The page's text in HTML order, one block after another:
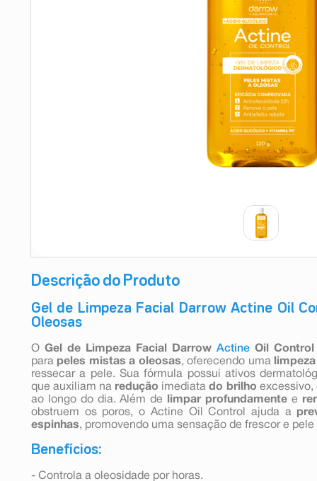
Descrição do Produto
Gel de Limpeza Facial Darrow Actine Oil
Oleosas
O Gel de Limpeza Facial Darrow Actine Oil Control
para peles mistas a oleosas, oferecendo uma
ressecar a pele. Sua fórmula possui ativos
que auxiliam na redução imediatado brilho excessivo,
ao longo do dia. Além de
limpar profundamentee
obstruem os poros, o Actine Oil Control ajuda a
espinhas, promovendo uma sensação de frescor e
Benefícios:
- Controla a oleosidade por horas.
teste gravidez
esmalte